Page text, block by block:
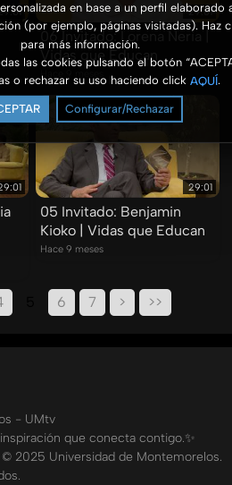
en base a un perfil elaborado
(por ejemplo, páginas visitadas). Haz
para más información.
las cookies pulsando el botón
o rechazar su uso haciendo click AQUÍ.
Configurar/Rechazar
29:01
06 Invitado: Lorena Neria |
Vidas que Educan
Hace 9 meses
29:01
05 Invitado: Benjamin
Kioko | Vidas que Educan
Hace 9 meses
6 7 > >>
- UMtv
que conecta contigo.✨
2025 Universidad de Montemorelos.